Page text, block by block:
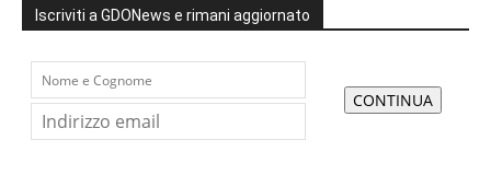
Iscriviti a GDONews e rimani aggiornato